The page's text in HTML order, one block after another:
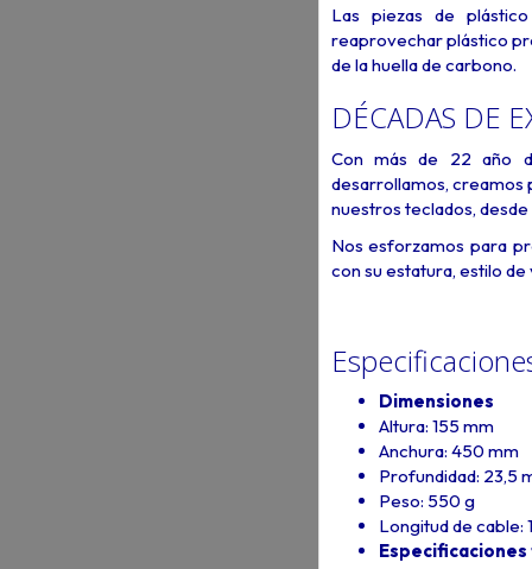
Las piezas de
reaprovechar plástico
de la huella de carbono.
DÉCADAS DE
Con más de 22 año
desarrollamos, creamos
nuestros teclados,
Nos esforzamos para
con su estatura, estilo
Dimensiones
Altura: 155 mm
Anchura: 450 mm
Profundidad: 23,5
Peso: 550 g
Longitud de cable: